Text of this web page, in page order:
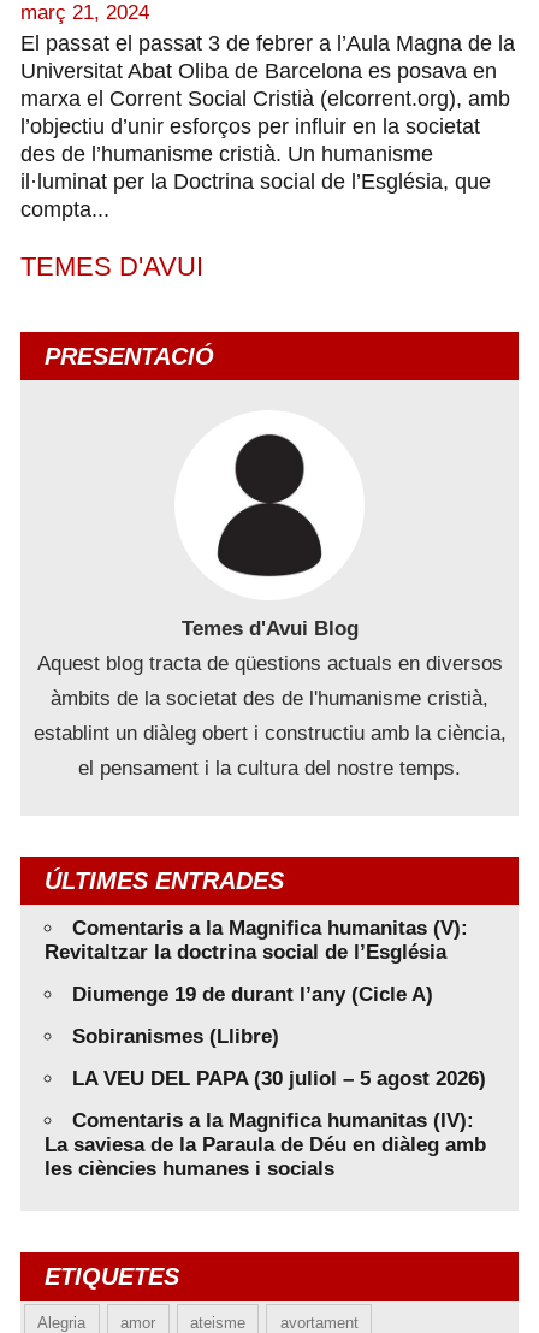
març 21, 2024
El passat el passat 3 de febrer a l’Aula Magna de la
Universitat Abat Oliba de Barcelona es posava en
marxa el Corrent Social Cristià (elcorrent.org), amb
l’objectiu d’unir esforços per influir en la societat
des de l’humanisme cristià. Un humanisme
il·luminat per la Doctrina social de l’Església, que
compta...
TEMES D'AVUI
PRESENTACIÓ
Temes d'Avui Blog
Aquest blog tracta de qüestions actuals en diversos
àmbits de la societat des de l'humanisme cristià,
establint un diàleg obert i constructiu amb la ciència,
el pensament i la cultura del nostre temps.
ÚLTIMES ENTRADES
Comentaris a la Magnifica humanitas (V):
Revitaltzar la doctrina social de l’Església
Diumenge 19 de durant l’any (Cicle A)
Sobiranismes (Llibre)
LA VEU DEL PAPA (30 juliol – 5 agost 2026)
Comentaris a la Magnifica humanitas (IV):
La saviesa de la Paraula de Déu en diàleg amb
les ciències humanes i socials
ETIQUETES
Alegria amor ateisme avortament